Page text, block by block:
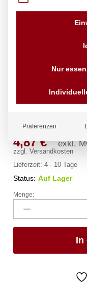
4,87€ exkl.
zzgl.Versandkosten
Lieferzeit:4 - 10 Tage
Status: Auf Lager
Teller,
tief,
HENDI,
ø240mm
Menge:
In
Nur
Präferenzen